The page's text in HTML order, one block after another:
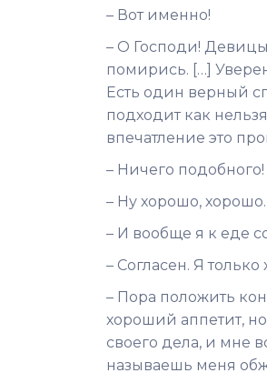
– Вот именно!
– О Господи!
помирись. […]
Есть один верный
подходит как
впечатление это
– Ничего
– Ну хорошо, хорошо.
– И вообще я к еде
– Согласен. Я только
– Пора положить
хороший аппетит,
своего дела, и мне
называешь меня